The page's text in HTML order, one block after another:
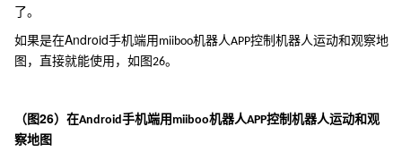
了。
如果是在Android手机端用 miiboo机器人APP控制机器人运动和观察地
图，直接就能使用，如图26。
（图26）在Android手机端用miiboo机器人APP控制机器人运动和观
察地图